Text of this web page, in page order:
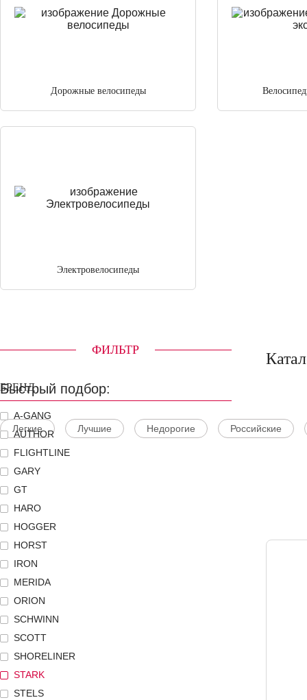
Дорожные велосипеды
Электровелосипеды
ФИЛЬТР
Быстрый подбор:
Легкие Лучшие Недорогие Российские
БРЕНД
A-GANG
AUTHOR
FLIGHTLINE
GARY
GT
HARO
HOGGER
HORST
IRON
MERIDA
ORION
SCHWINN
SCOTT
SHORELINER
STARK
STELS